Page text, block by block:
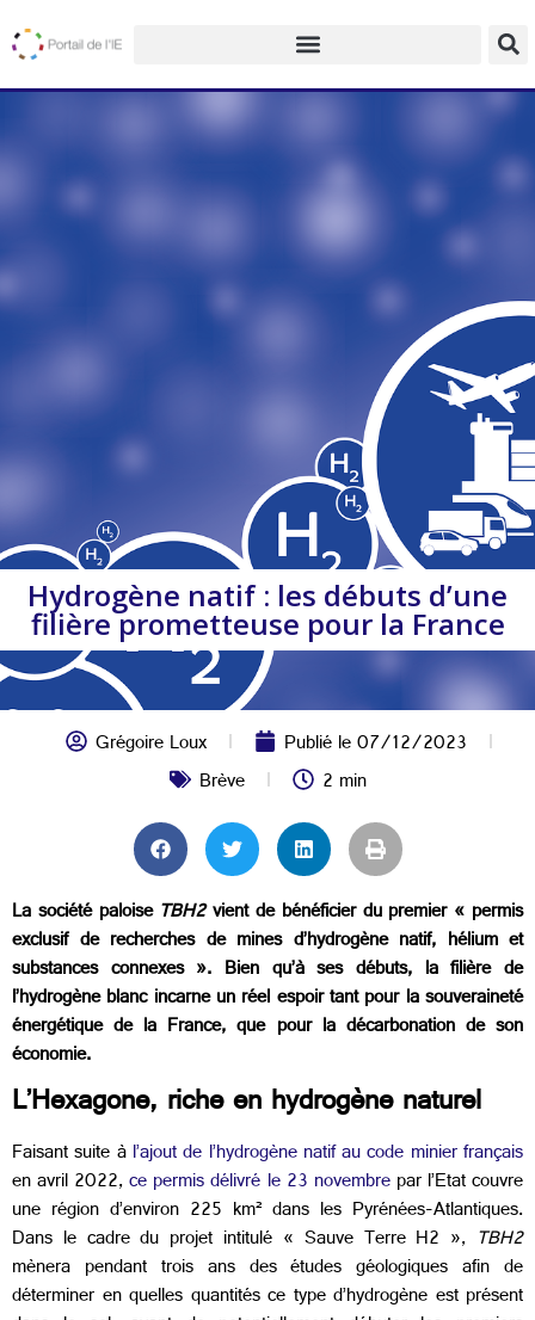
Hydrogène natif : les débuts d’une
filière prometteuse pour la France
Grégoire Loux Publié le07/12/2023
Brève
2 min
La société paloiseTBH2vient de bénéficier du premier « permis
exclusif de recherches de mines d’hydrogène natif, hélium et
substances connexes ». Bien qu’à ses débuts, la filière de
l’hydrogène blanc incarne un réel espoir tant pour la souveraineté
énergétique de la France, que pour la décarbonation de son
économie.
L’Hexagone, riche en hydrogène naturel
Faisant suite àl’ajout de l’hydrogène natif au code minier français
en avril 2022,ce permis délivré le 23 novembrepar l’Etat couvre
une région d’environ 225 km² dans les Pyrénées-Atlantiques.
Dans le cadre du projet intitulé « Sauve Terre H2 », TBH2
mènera pendant trois ans des études géologiques afin de
déterminer en quelles quantités ce type d’hydrogène est présent